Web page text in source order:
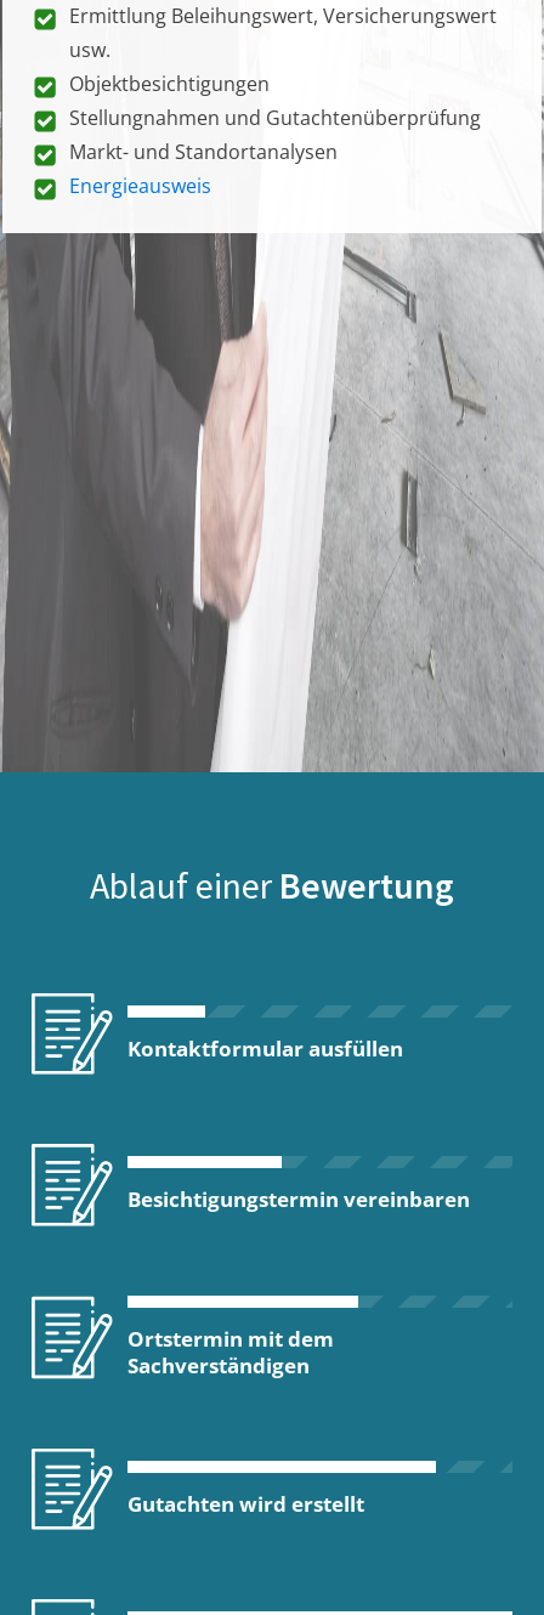
Ermittlung Beleihungswert, Versicherungswert
usw.
Objektbesichtigungen
Stellungnahmen und Gutachtenüberprüfung
Markt- und Standortanalysen
Energieausweis
Ablauf einer Bewertung
Kontaktformular ausfüllen
Besichtigungstermin vereinbaren
Ortstermin mit dem
Sachverständigen
Gutachten wird erstellt